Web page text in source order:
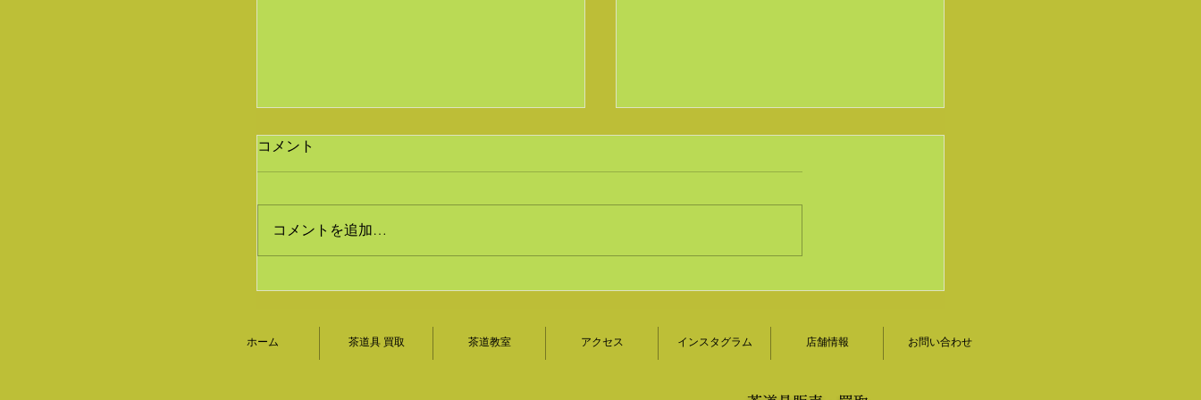
煎茶道具 京焼赤絵仙盞瓶をお買取い
たしました｜茶道具買取｜美術品査定
｜香月苑
京焼の急須や煎茶道具をお買い取りし
ました｜茶道具買取｜山形茶道具｜香
月苑
コメント
コメントを追加…
ホーム 茶道具 買取 茶道教室 アクセス インスタグラム 店舗情報 お問い合わせ